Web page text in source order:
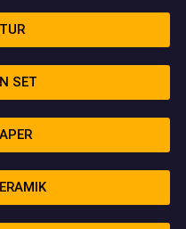
SET